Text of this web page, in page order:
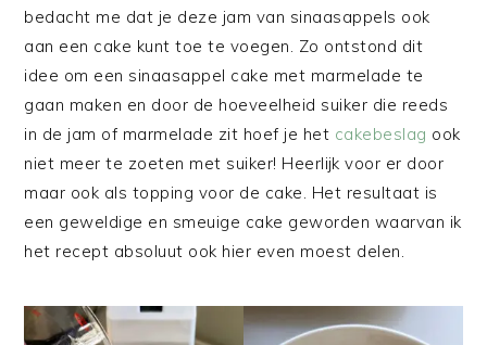
bedacht me dat je deze jam van sinaasappels ook
aan een cake kunt toe te voegen. Zo ontstond dit
idee om een sinaasappel cake met marmelade te
gaan maken en door de hoeveelheid suiker die reeds
in de jam of marmelade zit hoef je het cakebeslag ook
niet meer te zoeten met suiker! Heerlijk voor er door
maar ook als topping voor de cake. Het resultaat is
een geweldige en smeuige cake geworden waarvan ik
het recept absoluut ook hier even moest delen.